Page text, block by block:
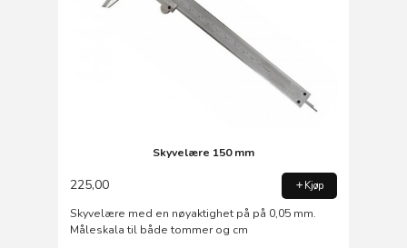
Skyvelære 150 mm
225,00 Kjøp
Skyvelære med en nøyaktighet på på 0,05 mm.
Måleskala til både tommer og cm